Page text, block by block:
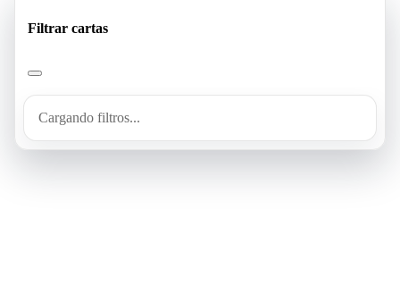
Filtrar cartas
Cargando filtros...